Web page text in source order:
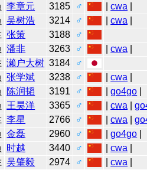
李章元 3185 ♂ |cwa
吴树浩 3214 ♂ |cwa
张策 3188
♂
潘非 3263 ♂ |cwa
濑户大树 3184
♂
张学斌 3238 ♂ |cwa
陈润韬 3191 ♂ |go4go
王昊洋 3365 ♂ |cwa |
李星 2766 ♂ |cwa |
金磊 2960 ♂ |go4go
时越 3440 ♂ |cwa
吴肇毅 2974 ♂ |cwa